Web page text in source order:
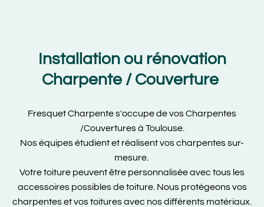
Installation ou rénovation
Charpente / Couverture
Fresquet Charpente s'occupe de vos Charpentes
/Couvertures à Toulouse.
Nos équipes étudient et réalisent vos charpentes sur-
mesure.
Votre toiture peuvent être personnalisée avec tous les
accessoires possibles de toiture. Nous protégeons vos
charpentes et vos toitures avec nos différents matériaux.